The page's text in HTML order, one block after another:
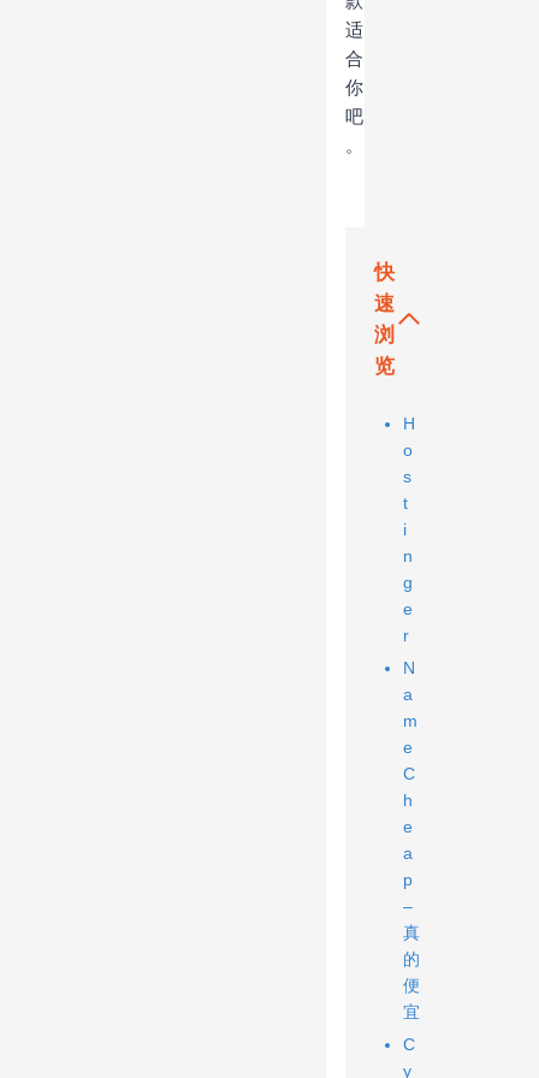
适
合
你
吧
。
快
速
浏
览
H
o
s
t
i
n
g
e
r
N
a
m
e
C
h
e
a
p
–
真
的
便
宜
C
y